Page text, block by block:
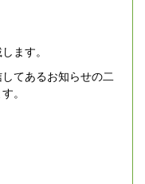
ます。
てあるお知らせの二
。